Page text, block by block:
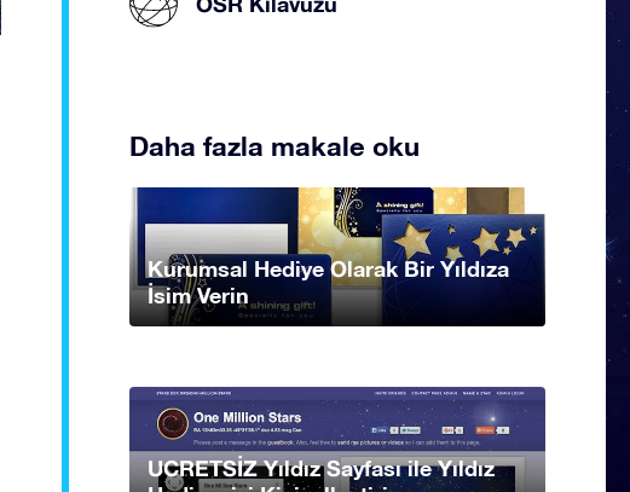
Daha fazla makale oku
Kurumsal Hediye Olarak Bir Yıldıza
İsim Verin
UCRETSİZ Yıldız Sayfası ile Yıldız